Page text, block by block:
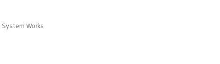
Works